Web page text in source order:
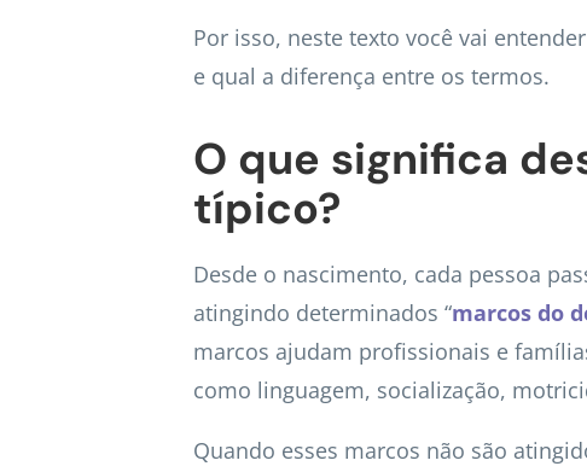
Por isso, neste texto você vai
e qual a diferença entre os termos.
O que significa
típico?
Desde o nascimento, cada pessoa
atingindo determinados “marcos do
marcos ajudam profissionais e
como linguagem, socialização,
Quando esses marcos não são